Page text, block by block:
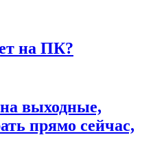
на ПК?
выходные,
прямо сейчас,